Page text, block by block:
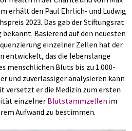
erhält den Paul Ehrlich- und Ludwig
2023. Das gab der Stiftungsrat
Basierend auf den neuesten
einzelner Zellen hat der
entwickelt, das die lebenslange
menschlichen Bluts bis zu 1.000-
und zuverlässiger analysieren kann
versetzt er die Medizin zum ersten
einzelner Blutstammzellen im
Aufwand zu bestimmen.